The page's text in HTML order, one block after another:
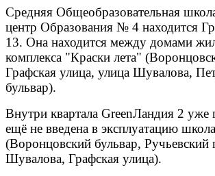
Средняя Общеобразовательная
центр Образования № 4 находится
13. Она находится между домами
комплекса "Краски лета"
Графская улица, улица Шувалова,
бульвар).
Внутри квартала GreenЛандия 2 уже
ещё не введена в эксплуатацию школа
(Воронцовский бульвар, Ручьевский
Шувалова, Графская улица).